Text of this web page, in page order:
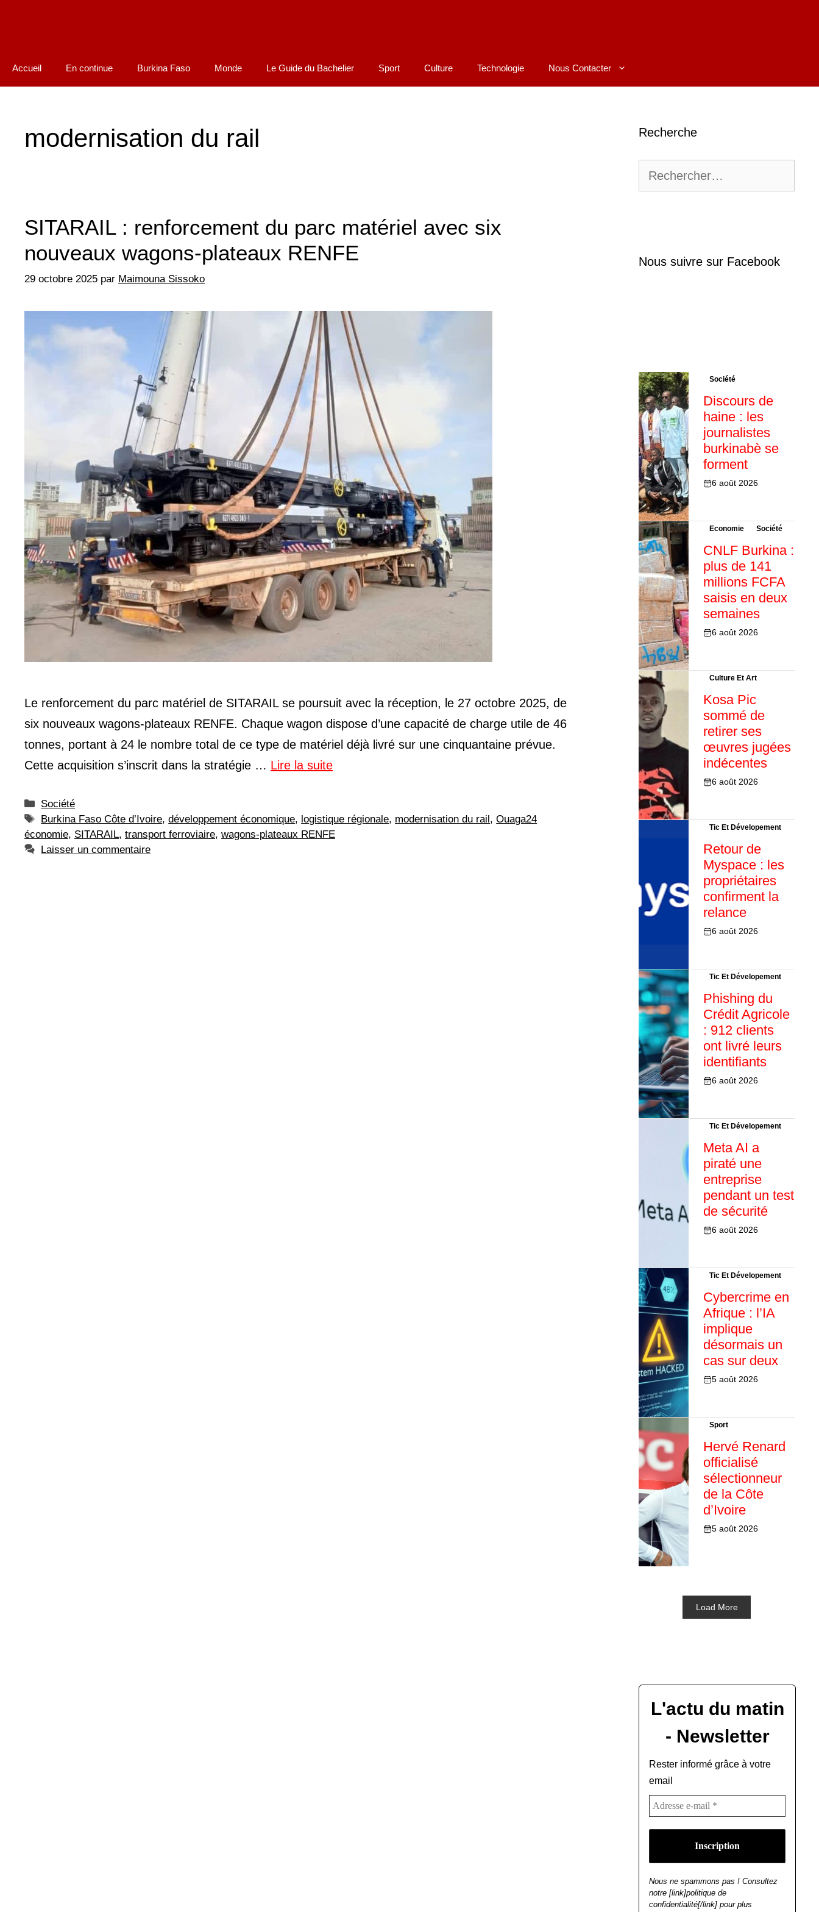
Accueil En continue Burkina Faso Monde Le Guide du Bachelier Sport Culture Technologie Nous Contacter
modernisation du rail
SITARAIL : renforcement du parc matériel avec six
nouveaux wagons-plateaux RENFE
29 octobre 2025 par Maimouna Sissoko
Le renforcement du parc matériel de SITARAIL se poursuit avec la réception, le 27 octobre 2025, de
six nouveaux wagons-plateaux RENFE. Chaque wagon dispose d’une capacité de charge utile de 46
tonnes, portant à 24 le nombre total de ce type de matériel déjà livré sur une cinquantaine prévue.
Cette acquisition s’inscrit dans la stratégie … Lire la suite
Catégories
Société
Étiquettes
Burkina Faso Côte d’Ivoire,développement économique, logistique régionale, modernisation du rail,Ouaga24
économie, SITARAIL, transport ferroviaire, wagons-plateaux RENFE
Laisser un commentaire
Recherche
Nous suivre sur Facebook
Société
Discours de
haine : les
journalistes
burkinabè se
forment
6 août 2026
Economie Société
CNLF Burkina :
plus de 141
millions FCFA
saisis en deux
semaines
6 août 2026
Culture Et Art
Kosa Pic
sommé de
retirer ses
œuvres jugées
indécentes
6 août 2026
Tic Et Dévelopement
Retour de
Myspace : les
propriétaires
confirment la
relance
6 août 2026
Tic Et Dévelopement
Phishing du
Crédit Agricole
: 912 clients
ont livré leurs
identifiants
6 août 2026
Tic Et Dévelopement
Meta AI a
piraté une
entreprise
pendant un test
de sécurité
6 août 2026
Tic Et Dévelopement
Cybercrime en
Afrique : l’IA
implique
désormais un
cas sur deux
5 août 2026
Sport
Hervé Renard
officialisé
sélectionneur
de la Côte
d’Ivoire
5 août 2026
Load More
L'actu du matin
- Newsletter
Rester informé grâce à votre
email
Nous ne spammons pas ! Consultez
notre [link]politique de
confidentialité[/link] pour plus